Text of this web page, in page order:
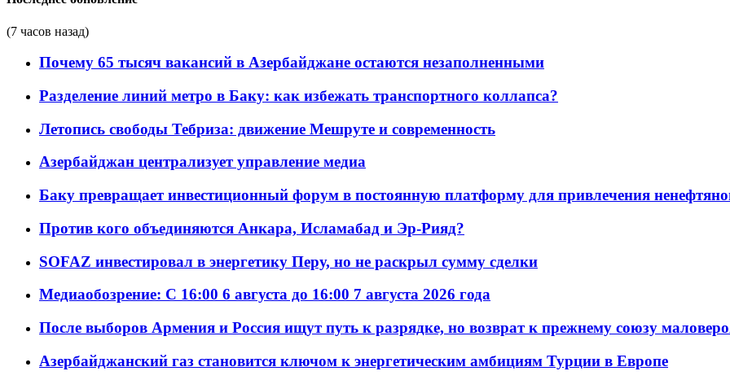
(7 часов назад)
Почему 65 тысяч вакансий в Азербайджане остаются незаполненными
Разделение линий метро в Баку: как избежать транспортного коллапса?
Летопись свободы Тебриза: движение Мешруте и современность
Азербайджан централизует управление медиа
Баку превращает инвестиционный форум в постоянную платформу для привлечения
Против кого объединяются Анкара, Исламабад и Эр-Рияд?
SOFAZ инвестировал в энергетику Перу, но не раскрыл сумму сделки
Медиаобозрение: С 16:00 6 августа до 16:00 7 августа 2026 года
После выборов Армения и Россия ищут путь к разрядке, но возврат к прежнему союзу
Азербайджанский газ становится ключом к энергетическим амбициям Турции в Европе